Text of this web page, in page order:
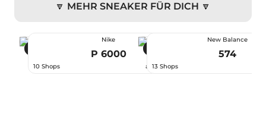
🔽 MEHR SNEAKER FÜR DICH 🔽
Nike
P 6000
10 Shops ab 66,99 €
New Balance
574
13 Shops